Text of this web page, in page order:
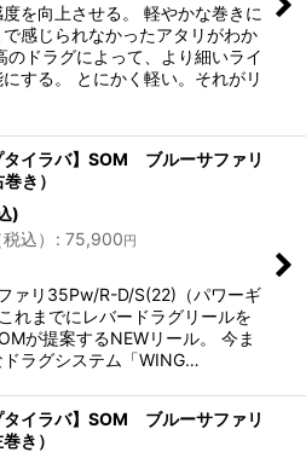
を向上させる。 軽やかな巻きに
感じられなかったアタリがわか
のドラグによって、より細いライ
する。 とにかく軽い。それがリ
タイラバ】SOM ブルーサファリ
き）
)
込）
: 75,900円
ァリ35Pw/R-D/S(22)（パワーギ
れまでにレバードラグリールを
が提案するNEWリール。 今ま
ラグシステム「WING…
タイラバ】SOM ブルーサファリ
き）